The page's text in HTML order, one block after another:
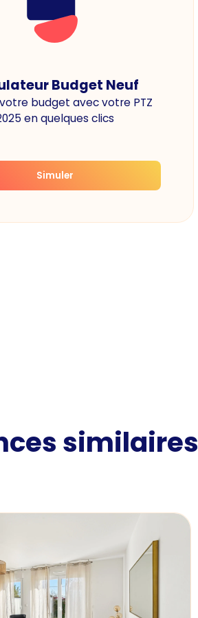
Budget Neuf
budget avec votre PTZ
en quelques clics
Simuler
similaires